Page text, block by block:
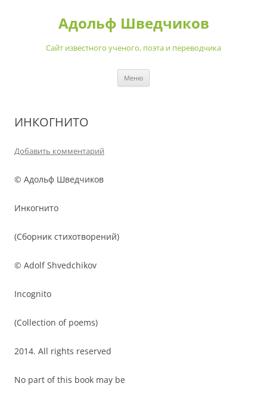
содержимомуАдольф Шведчиков
Сайт известного ученого, поэта и переводчика
Меню
ИНКОГНИТО
Добавить комментарий
© Адольф Шведчиков
Инкогнито
(Сборник стихотворений)
© Adolf Shvedchikov
Incognito
(Collection of poems)
2014. All rights reserved
No part of this book may be